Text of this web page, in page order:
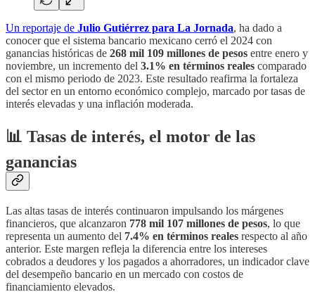
Un reportaje de Julio Gutiérrez para La Jornada, ha dado a
conocer que el sistema bancario mexicano cerró el 2024 con
ganancias históricas de 268 mil 109 millones de pesos entre enero y
noviembre, un incremento del 3.1% en términos reales comparado
con el mismo periodo de 2023. Este resultado reafirma la fortaleza
del sector en un entorno económico complejo, marcado por tasas de
interés elevadas y una inflación moderada.
📊 Tasas de interés, el motor de las
ganancias
Las altas tasas de interés continuaron impulsando los márgenes
financieros, que alcanzaron 778 mil 107 millones de pesos, lo que
representa un aumento del 7.4% en términos reales respecto al año
anterior. Este margen refleja la diferencia entre los intereses
cobrados a deudores y los pagados a ahorradores, un indicador clave
del desempeño bancario en un mercado con costos de
financiamiento elevados.